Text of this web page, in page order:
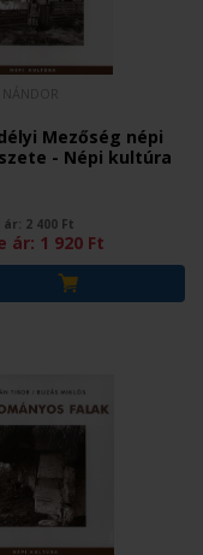
Mezőség népi
- Népi kultúra
ár: 2 400 Ft
ár: 1 920 Ft